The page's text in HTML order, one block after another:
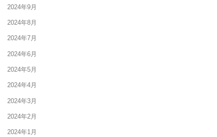
2024年9月
2024年8月
2024年7月
2024年6月
2024年5月
2024年4月
2024年3月
2024年2月
2024年1月